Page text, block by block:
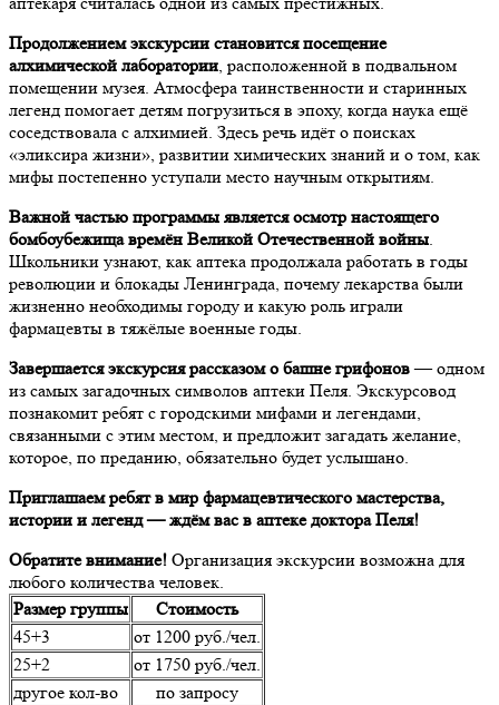
Продолжением экскурсии становится посещение
алхимической лаборатории, расположенной в подвальном
помещении музея. Атмосфера таинственности и старинных
легенд помогает детям погрузиться в эпоху, когда наука ещё
соседствовала с алхимией. Здесь речь идёт о поисках
«эликсира жизни», развитии химических знаний и о том, как
мифы постепенно уступали место научным открытиям.
Важной частью программы является осмотр настоящего
бомбоубежища времён Великой Отечественной войны.
Школьники узнают, как аптека продолжала работать в годы
революции и блокады Ленинграда, почему лекарства были
жизненно необходимы городу и какую роль играли
фармацевты в тяжёлые военные годы.
Завершается экскурсия рассказом о башне грифонов— одном
из самых загадочных символов аптеки Пеля. Экскурсовод
познакомит ребят с городскими мифами и легендами,
связанными с этим местом, и предложит загадать желание,
которое, по преданию, обязательно будет услышано.
Приглашаем ребят в мир фармацевтического мастерства,
истории и легенд — ждём вас в аптеке доктора Пеля!
Обратите внимание! Организация экскурсии возможна для
любого количества человек.
Размер группы
Стоимость
45+3
от 1200 руб./чел.
25+2
от 1750 руб./чел.
другое кол-во
по запросу